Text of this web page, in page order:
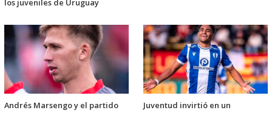
los juveniles de Uruguay
Andrés Marsengo y el partido
Juventud invirtió en un